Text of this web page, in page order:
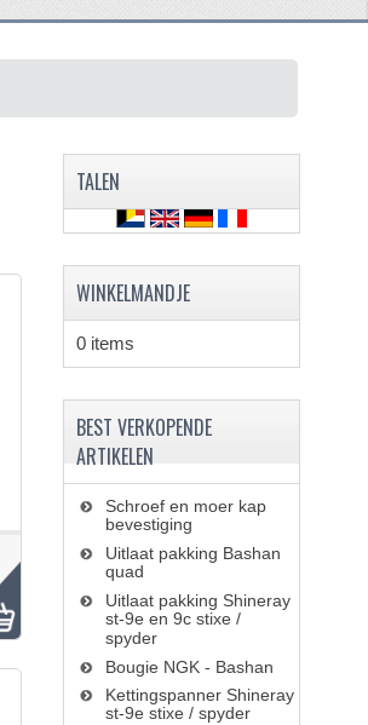
TALEN
WINKELMANDJE
0 items
BEST VERKOPENDE
ARTIKELEN
Schroef en moer kap
bevestiging
Uitlaat pakking Bashan
quad
Uitlaat pakking Shineray
st-9e en 9c stixe /
spyder
Bougie NGK - Bashan
Kettingspanner Shineray
st-9e stixe / spyder